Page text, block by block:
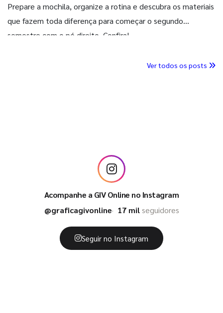
Prepare a mochila, organize a rotina e descubra os materiais
que fazem toda diferença para começar o segundo
semestre com o pé direito. Confira!
Ver todos os posts
Acompanhe a GIV Online no Instagram
@graficagivonline
17 milseguidores
Seguir no Instagram